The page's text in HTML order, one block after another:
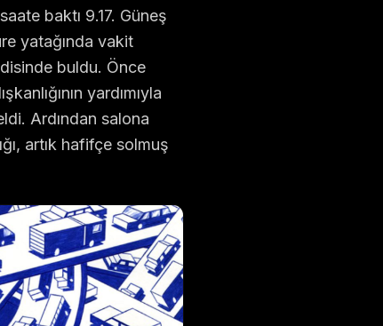
baktı 9.17. Güneş
yatağında vakit
buldu. Önce
yardımıyla
Ardından salona
artık hafifçe solmuş